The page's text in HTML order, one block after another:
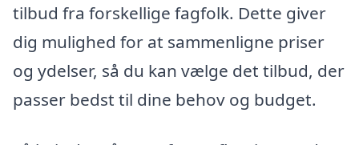
tilbud fra forskellige fagfolk. Dette giver
dig mulighed for at sammenligne priser
og ydelser, så du kan vælge det tilbud, der
passer bedst til dine behov og budget.